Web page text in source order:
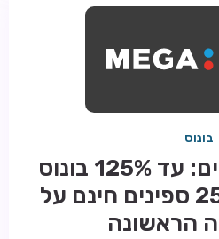
בונוס
בונוס קבלת פנים: עד 125% בונוס
עד €450 + 250 ספינים חינם על
הראשונה